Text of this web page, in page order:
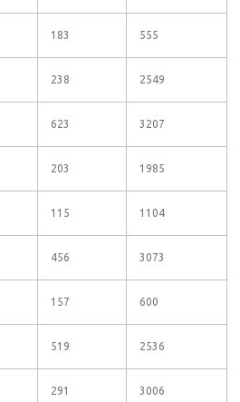
183 555
238 2549
623 3207
203 1985
115 1104
456 3073
157 600
519 2536
291 3006